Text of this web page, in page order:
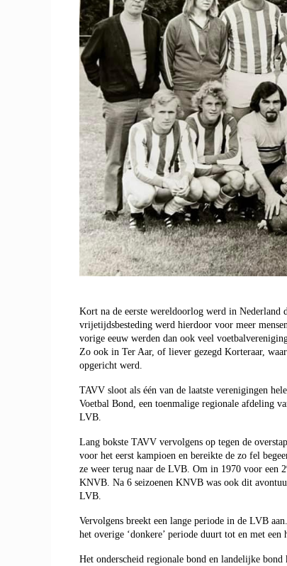
Kort na de eerste wereldoorlog werd in
vrijetijdsbesteding werd hierdoor voor meer
vorige eeuw werden dan ook veel
Zo ook in Ter Aar, of liever gezegd Korteraar,
opgericht werd.
TAVV sloot als één van de laatste verenigingen
Voetbal Bond, een toenmalige regionale afdeling
LVB.
Lang bokste TAVV vervolgens op tegen de
voor het eerst kampioen en bereikte de zo fel
ze weer terug naar de LVB. Om in 1970 voor een 2
KNVB. Na 6 seizoenen KNVB was ook dit
LVB.
Vervolgens breekt een lange periode in de LVB
het overige ‘donkere’ periode duurt tot en met
Het onderscheid regionale bond en landelijke